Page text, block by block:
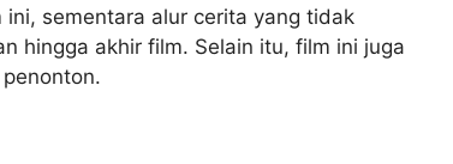
sementara alur cerita yang tidak
hingga akhir film. Selain itu, film ini juga